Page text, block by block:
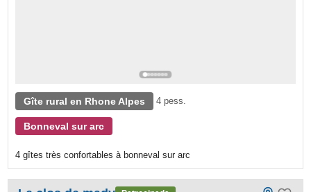
Gîte rural en Rhone Alpes 4 pess.
Bonneval sur arc
4 gîtes très confortables à bonneval sur arc